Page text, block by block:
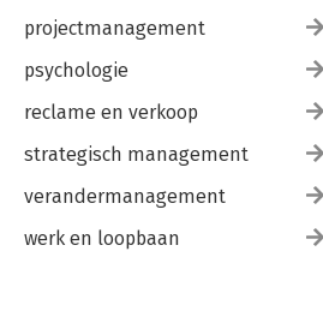
projectmanagement
psychologie
reclame en verkoop
strategisch management
verandermanagement
werk en loopbaan